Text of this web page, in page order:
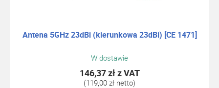
Antena 5GHz 23dBi (kierunkowa 23dBi) [CE 1471]
W dostawie
146,37 złz VAT
(119,00 zł netto)